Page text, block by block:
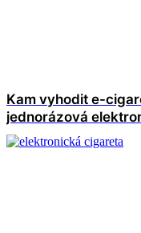
Kam vyhodit e-
jednorázová